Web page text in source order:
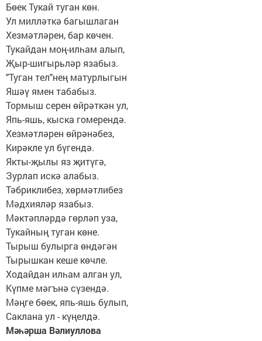
Бөек Тукай туган көн.
Ул милләткә багышлаган
Хезмәтләрен, бар көчен.
Тукайдан моң-илһам алып,
Җыр-шигырьләр язабыз.
"Туган тел"нең матурлыгын
Яшәү ямен табабыз.
Тормыш серен өйрәткән ул,
Япь-яшь, кыска гомерендә.
Хезмәтләрен өйрәнәбез,
Кирәкле ул бүгендә.
Якты-җылы яз җитүгә,
Зурлап искә алабыз.
Тәбриклибез, хөрмәтлибез
Мәдхияләр язабыз.
Мәктәпләрдә гөрләп уза,
Тукайның туган көне.
Тырыш булырга өндәгән
Тырышкан кеше көчле.
Ходайдан илһам алган ул,
Күпме мәгънә сүзендә.
Мәңге бөек, япь-яшь булып,
Саклана ул - күңелдә.
Мәһәрша Вәлиуллова